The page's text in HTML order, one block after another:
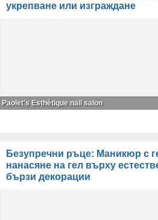
укрепване или изграждане
Paolet's Esthétique nail salon
Безупречни ръце: Маникюр с
нанасяне на гел върху
бързи декорации